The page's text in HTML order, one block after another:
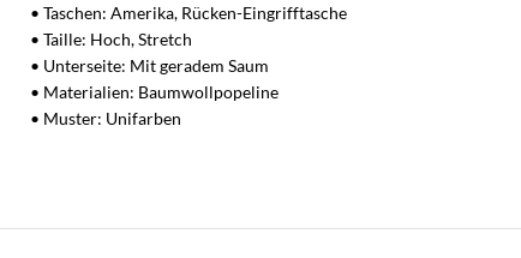
• Taschen: Amerika, Rücken-Eingrifftasche
• Taille: Hoch, Stretch
• Unterseite: Mit geradem Saum
• Materialien: Baumwollpopeline
• Muster: Unifarben